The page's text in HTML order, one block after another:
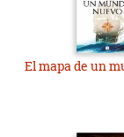
El mapa de un